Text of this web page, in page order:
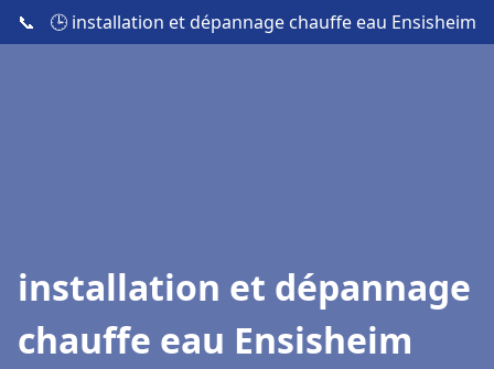
📞 🕒 installation et dépannage chauffe eau Ensisheim
installation et dépannage
chauffe eau Ensisheim